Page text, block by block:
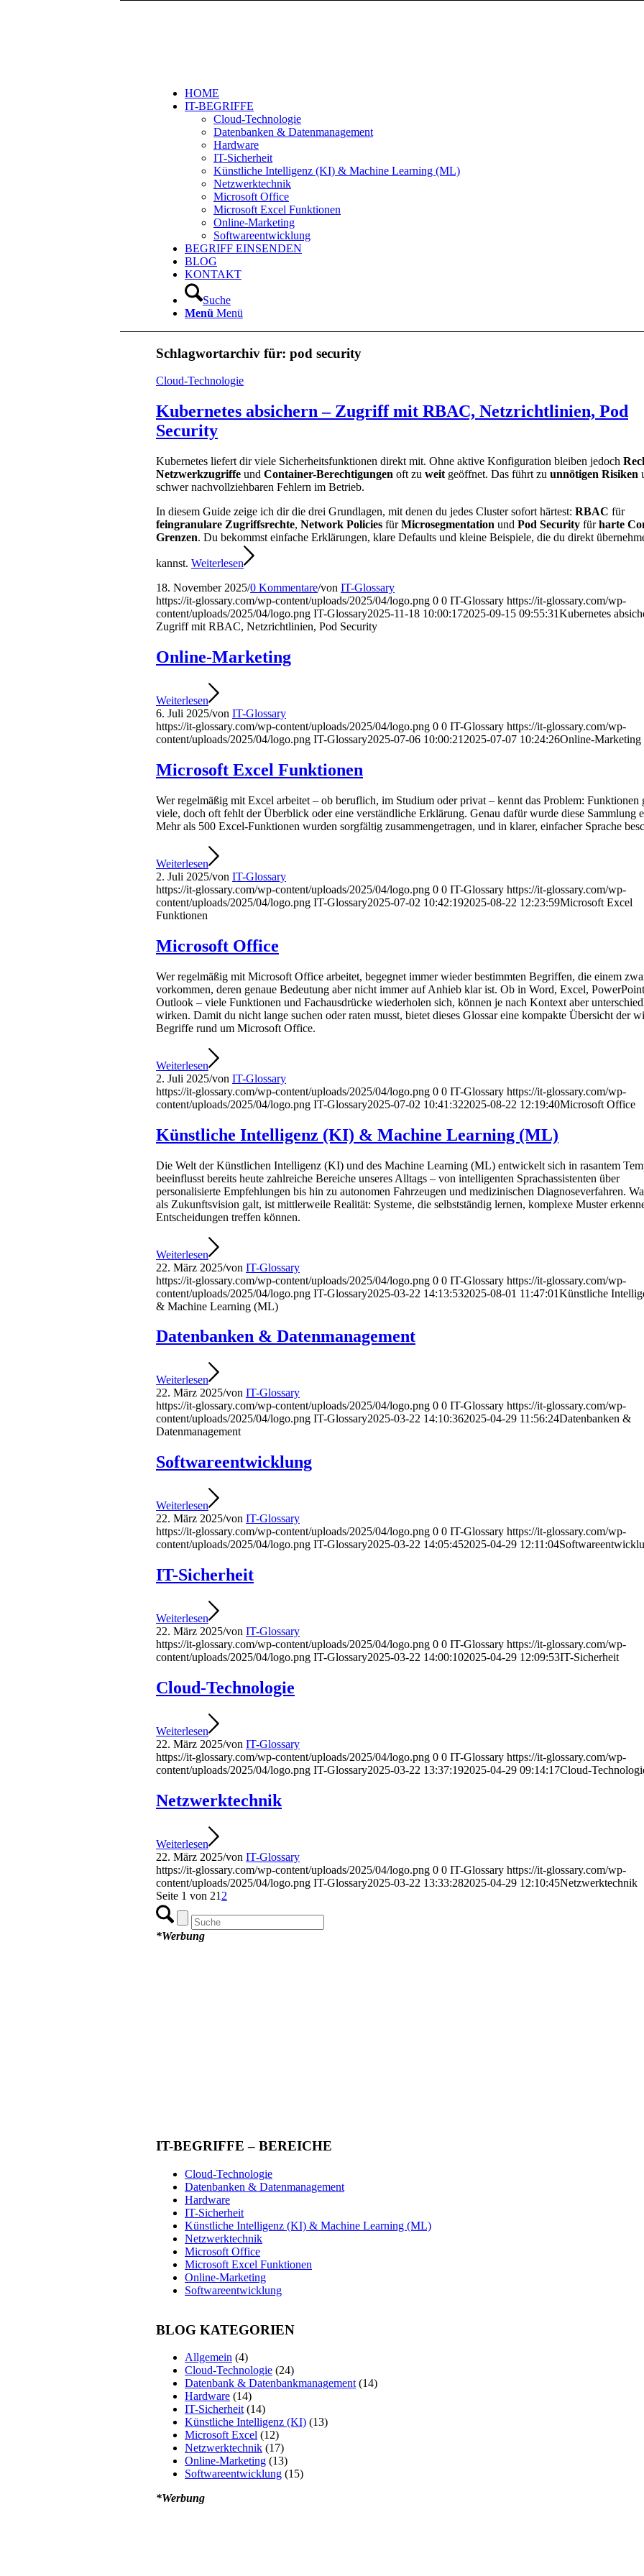
HOME
IT-BEGRIFFE
Cloud-Technologie
Datenbanken & Datenmanagement
Hardware
IT-Sicherheit
Künstliche Intelligenz (KI) & Machine Learning (ML)
Netzwerktechnik
Microsoft Office
Microsoft Excel Funktionen
Online-Marketing
Softwareentwicklung
BEGRIFF EINSENDEN
BLOG
KONTAKT
Suche
Menü Menü
Schlagwortarchiv für: pod security
Cloud-Technologie
Kubernetes absichern – Zugriff mit RBAC, Netzrichtlinien, Pod
Security
Kubernetes liefert dir viele Sicherheitsfunktionen direkt mit. Ohne aktive Konfiguration bleiben jedoch
Netzwerkzugriffe und Container-Berechtigungen oft zu weit geöffnet. Das führt zu unnötigen Risiken
schwer nachvollziehbaren Fehlern im Betrieb.
In diesem Guide zeige ich dir die drei Grundlagen, mit denen du jedes Cluster sofort härtest: RBAC für
feingranulare Zugriffsrechte, Network Policies fürMicrosegmentation und Pod Security fürharte
Grenzen. Du bekommst einfache Erklärungen, klare Defaults und kleine Beispiele, die du direkt
kannst. Weiterlesen
18. November 2025/0 Kommentare/von IT-Glossary
https://it-glossary.com/wp-content/uploads/2025/04/logo.png 0 0 IT-Glossary https://it-glossary.com/wp-
content/uploads/2025/04/logo.png IT-Glossary2025-11-18 10:00:172025-09-15 09:55:31Kubernetes
Zugriff mit RBAC, Netzrichtlinien, Pod Security
Online-Marketing
Weiterlesen
6. Juli 2025/von IT-Glossary
https://it-glossary.com/wp-content/uploads/2025/04/logo.png 0 0 IT-Glossary https://it-glossary.com/wp-
content/uploads/2025/04/logo.png IT-Glossary2025-07-06 10:00:21 2025-07-07 10:24:26Online-Marketing
Microsoft Excel Funktionen
Wer regelmäßig mit Excel arbeitet – ob beruflich, im Studium oder privat – kennt das Problem: Funktionen
viele, doch oft fehlt der Überblick oder eine verständliche Erklärung. Genau dafür wurde diese Sammlung
Mehr als 500 Excel-Funktionen wurden sorgfältig zusammengetragen, und in klarer, einfacher Sprache
Weiterlesen
2. Juli 2025/von IT-Glossary
https://it-glossary.com/wp-content/uploads/2025/04/logo.png 0 0 IT-Glossary https://it-glossary.com/wp-
content/uploads/2025/04/logo.png IT-Glossary2025-07-02 10:42:192025-08-22 12:23:59Microsoft Excel
Funktionen
Microsoft Office
Wer regelmäßig mit Microsoft Office arbeitet, begegnet immer wieder bestimmten Begriffen, die einem
vorkommen, deren genaue Bedeutung aber nicht immer auf Anhieb klar ist. Ob in Word, Excel,
Outlook – viele Funktionen und Fachausdrücke wiederholen sich, können je nach Kontext aber
wirken. Damit du nicht lange suchen oder raten musst, bietet dieses Glossar eine kompakte Übersicht der
Begriffe rund um Microsoft Office.
Weiterlesen
2. Juli 2025/von IT-Glossary
https://it-glossary.com/wp-content/uploads/2025/04/logo.png 0 0 IT-Glossary https://it-glossary.com/wp-
content/uploads/2025/04/logo.png IT-Glossary2025-07-02 10:41:322025-08-22 12:19:40Microsoft Office
Künstliche Intelligenz (KI) & Machine Learning (ML)
Die Welt der Künstlichen Intelligenz (KI) und des Machine Learning (ML) entwickelt sich in rasantem
beeinflusst bereits heute zahlreiche Bereiche unseres Alltags – von intelligenten Sprachassistenten über
personalisierte Empfehlungen bis hin zu autonomen Fahrzeugen und medizinischen Diagnoseverfahren.
als Zukunftsvision galt, ist mittlerweile Realität: Systeme, die selbstständig lernen, komplexe Muster
Entscheidungen treffen können.
Weiterlesen
22. März 2025/von IT-Glossary
https://it-glossary.com/wp-content/uploads/2025/04/logo.png 0 0 IT-Glossary https://it-glossary.com/wp-
content/uploads/2025/04/logo.png IT-Glossary2025-03-22 14:13:532025-08-01 11:47:01Künstliche
& Machine Learning (ML)
Datenbanken & Datenmanagement
Weiterlesen
22. März 2025/von IT-Glossary
https://it-glossary.com/wp-content/uploads/2025/04/logo.png 0 0 IT-Glossary https://it-glossary.com/wp-
content/uploads/2025/04/logo.png IT-Glossary2025-03-22 14:10:362025-04-29 11:56:24Datenbanken &
Datenmanagement
Softwareentwicklung
Weiterlesen
22. März 2025/von IT-Glossary
https://it-glossary.com/wp-content/uploads/2025/04/logo.png 0 0 IT-Glossary https://it-glossary.com/wp-
content/uploads/2025/04/logo.png IT-Glossary2025-03-22 14:05:452025-04-29 12:11:04
IT-Sicherheit
Weiterlesen
22. März 2025/von IT-Glossary
https://it-glossary.com/wp-content/uploads/2025/04/logo.png 0 0 IT-Glossary https://it-glossary.com/wp-
content/uploads/2025/04/logo.png IT-Glossary2025-03-22 14:00:102025-04-29 12:09:53IT-Sicherheit
Cloud-Technologie
Weiterlesen
22. März 2025/von IT-Glossary
https://it-glossary.com/wp-content/uploads/2025/04/logo.png 0 0 IT-Glossary https://it-glossary.com/wp-
content/uploads/2025/04/logo.png IT-Glossary2025-03-22 13:37:192025-04-29 09:14:17Cloud-
Netzwerktechnik
Weiterlesen
22. März 2025/von IT-Glossary
https://it-glossary.com/wp-content/uploads/2025/04/logo.png 0 0 IT-Glossary https://it-glossary.com/wp-
content/uploads/2025/04/logo.png IT-Glossary2025-03-22 13:33:282025-04-29 12:10:45Netzwerktechnik
Seite 1 von 21 2
*Werbung
IT-BEGRIFFE – BEREICHE
Cloud-Technologie
Datenbanken & Datenmanagement
Hardware
IT-Sicherheit
Künstliche Intelligenz (KI) & Machine Learning (ML)
Netzwerktechnik
Microsoft Office
Microsoft Excel Funktionen
Online-Marketing
Softwareentwicklung
BLOG KATEGORIEN
Allgemein (4)
Cloud-Technologie (24)
Datenbank & Datenbankmanagement(14)
Hardware (14)
IT-Sicherheit(14)
Künstliche Intelligenz (KI) (13)
Microsoft Excel (12)
Netzwerktechnik (17)
Online-Marketing (13)
Softwareentwicklung (15)
*Werbung